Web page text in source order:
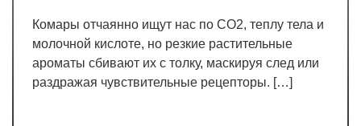
Комары отчаянно ищут нас по CO2, теплу тела и
молочной кислоте, но резкие растительные
ароматы сбивают их с толку, маскируя след или
раздражая чувствительные рецепторы. […]